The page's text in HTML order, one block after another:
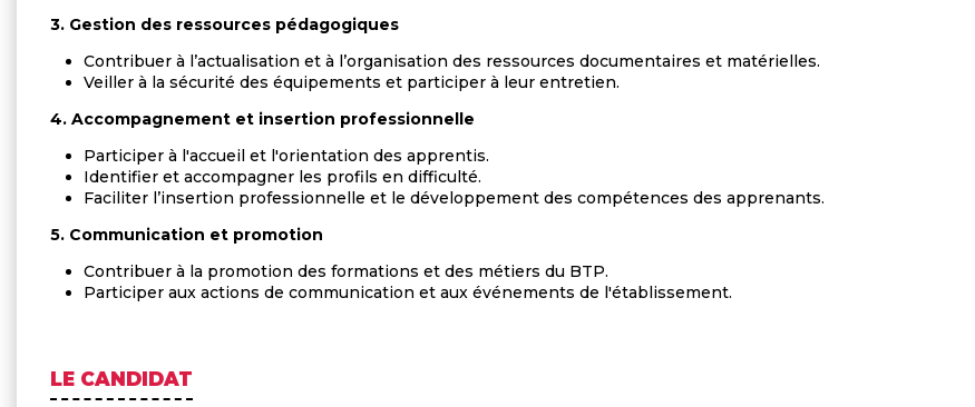
3. Gestion des ressources pédagogiques
Contribuer à l’actualisation et à l’organisation des ressources documentaires et matérielles.
Veiller à la sécurité des équipements et participer à leur entretien.
4. Accompagnement et insertion professionnelle
Participer à l'accueil et l'orientation des apprentis.
Identifier et accompagner les profils en difficulté.
Faciliter l’insertion professionnelle et le développement des compétences des apprenants.
5. Communication et promotion
Contribuer à la promotion des formations et des métiers du BTP.
Participer aux actions de communication et aux événements de l'établissement.
LE CANDIDAT